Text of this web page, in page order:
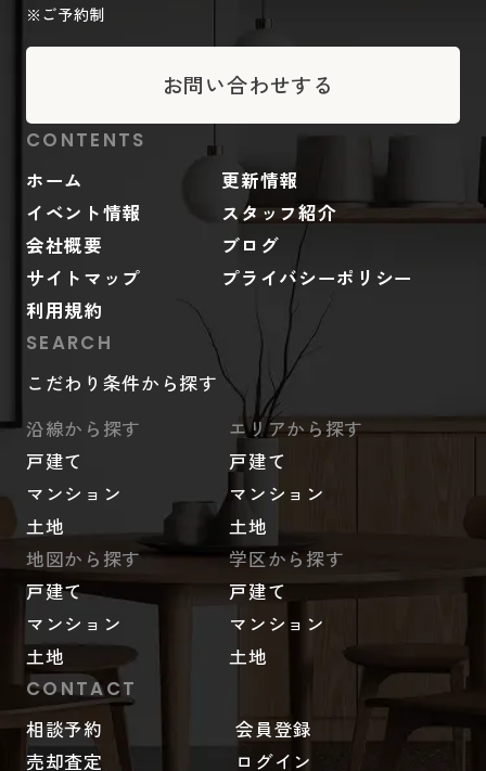
※ご予約制
お問い合わせする
CONTENTS
ホーム
更新情報
イベント情報
スタッフ紹介
会社概要
ブログ
サイトマップ
プライバシーポリシー
利用規約
SEARCH
こだわり条件から探す
沿線から探す
戸建て
マンション
土地
エリアから探す
戸建て
マンション
土地
地図から探す
戸建て
マンション
土地
学区から探す
戸建て
マンション
土地
CONTACT
相談予約
会員登録
売却査定
ログイン